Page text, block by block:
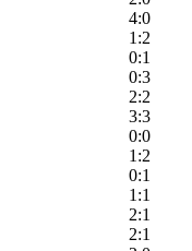
4:0
1:2
0:1
0:3
2:2
3:3
0:0
1:2
0:1
1:1
2:1
2:1